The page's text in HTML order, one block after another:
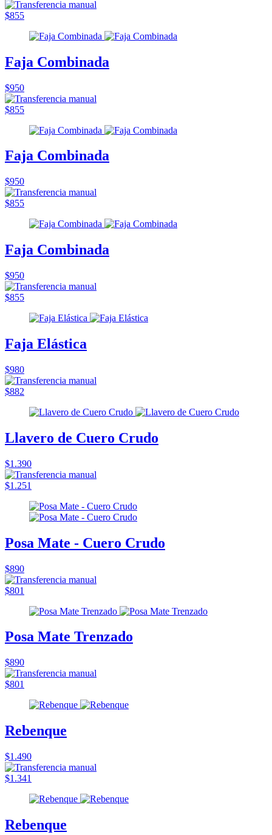
$855
Faja Combinada
$950
$855
Faja Combinada
$950
$855
Faja Combinada
$950
$855
Faja Elástica
$980
$882
Llavero de Cuero Crudo
$1.390
$1.251
Posa Mate - Cuero Crudo
$890
$801
Posa Mate Trenzado
$890
$801
Rebenque
$1.490
$1.341
Rebenque